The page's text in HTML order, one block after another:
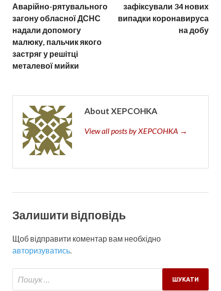
Аварійно-рятувального
загону обласної ДСНС
надали допомогу
малюку, пальчик якого
застряг у решітці
металевої мийки
зафіксували 34 нових
випадки коронавируса
на добу
About XEPCOHKA
View all posts by XEPCOHKA →
Залишити відповідь
Щоб відправити коментар вам необхідно
авторизуватись.